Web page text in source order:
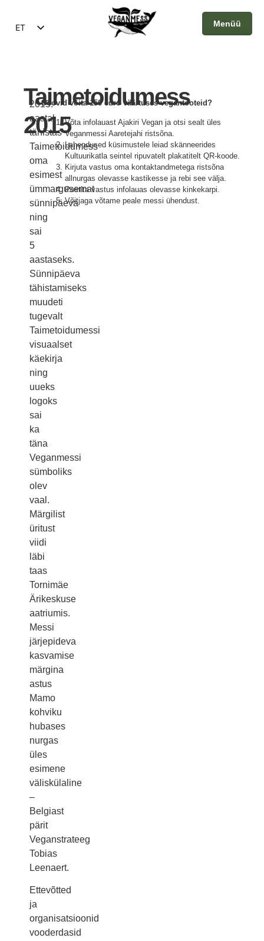
Menüü
ET
Taimetoidumess
2015
2015.
aastal
tähistas
Taimetoidumess
oma
esimest
ümmargusemat
sünnipäeva
ning
sai
5
aastaseks.
Sünnipäeva
tähistamiseks
muudeti
tugevalt
Taimetoidumessi
visuaalset
käekirja
ning
uueks
logoks
sai
ka
täna
Veganmessi
sümboliks
olev
vaal.
Märgilist
üritust
viidi
läbi
taas
Tornimäe
Ärikeskuse
aatriumis.
Messi
järjepideva
kasvamise
märgina
astus
Mamo
kohviku
hubases
nurgas
üles
esimene
väliskülaline
–
Belgiast
pärit
Veganstrateeg
Tobias
Leenaert.
Ettevõtted
ja
organisatsioonid
vooderdasid
Soovid võita 150 euro väärtuses vegantooteid?
Võta infolauast Ajakiri Vegan ja otsi sealt üles
Veganmessi Aaretejahi ristsõna.
Lahendused küsimustele leiad skänneerides
Kultuurikatla seintel ripuvatelt plakatitelt QR-koode.
Kirjuta vastus oma kontaktandmetega ristsõna
allnurgas olevasse kastikesse ja rebi see välja.
Postita vastus infolauas olevasse kinkekarpi.
Võitjaga võtame peale messi ühendust.